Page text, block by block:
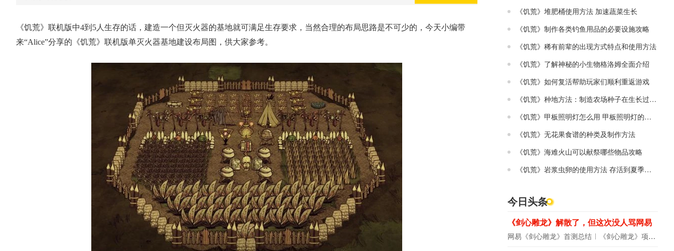
《饥荒》联机版中4到5人生存的话，建造一个但灭火器的基地就可满足生存要求，当然合理的布局思路是不可少的，今天小编带
来“Alice”分享的《饥荒》联机版单灭火器基地建设布局图，供大家参考。
《饥荒》堆肥桶使用方法 加速蔬菜生长
《饥荒》制作各类钓鱼用品的必要设施攻略
《饥荒》稀有前辈的出现方式特点和使用方法
《饥荒》了解神秘的小生物格洛姆全面介绍
《饥荒》如何复活帮助玩家们顺利重返游戏
《饥荒》种地方法：制造农场种子在生长过程介绍
《饥荒》甲板照明灯怎么用 甲板照明灯的指南
《饥荒》无花果食谱的种类及制作方法
《饥荒》海难火山可以献祭哪些物品攻略
《饥荒》岩浆虫卵的使用方法 存活到夏季并寻找岩浆池地形
今日头条
《剑心雕龙》解散了，但这次没人骂网易
网易《剑心雕龙》首测总结 《剑心雕龙》项目宣布解散